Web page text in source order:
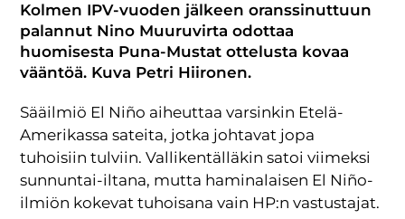
Kolmen IPV-vuoden jälkeen oranssinuttuun
palannut Nino Muuruvirta odottaa
huomisesta Puna-Mustat ottelusta kovaa
vääntöä. Kuva Petri Hiironen.
Sääilmiö El Niño aiheuttaa varsinkin Etelä-
Amerikassa sateita, jotka johtavat jopa
tuhoisiin tulviin. Vallikentälläkin satoi viimeksi
sunnuntai-iltana, mutta haminalaisen El Niño-
ilmiön kokevat tuhoisana vain HP:n vastustajat.